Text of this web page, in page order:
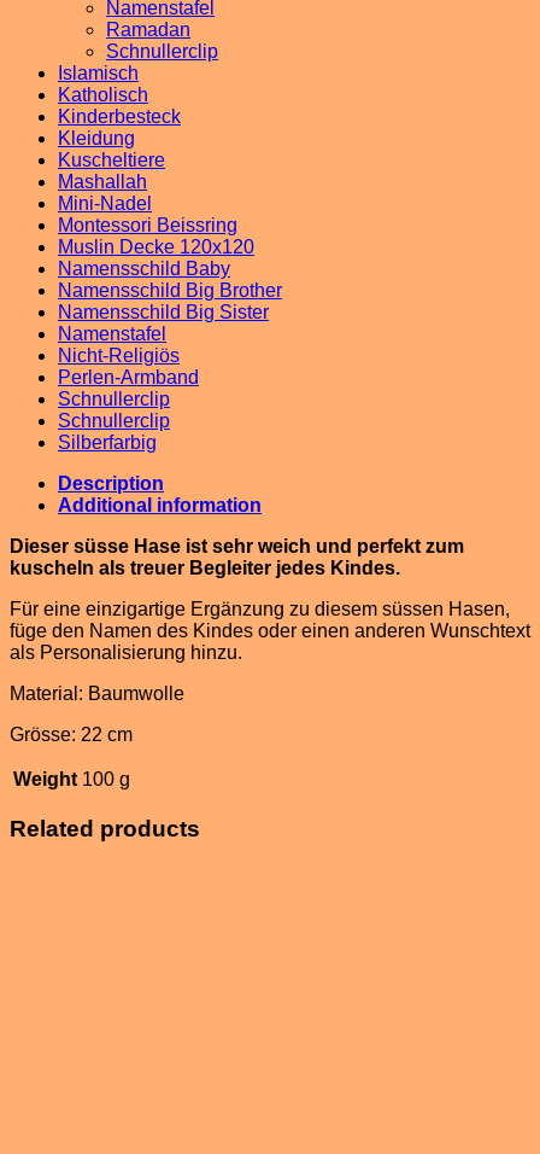
Namenstafel
Ramadan
Schnullerclip
Islamisch
Katholisch
Kinderbesteck
Kleidung
Kuscheltiere
Mashallah
Mini-Nadel
Montessori Beissring
Muslin Decke 120x120
Namensschild Baby
Namensschild Big Brother
Namensschild Big Sister
Namenstafel
Nicht-Religiös
Perlen-Armband
Schnullerclip
Schnullerclip
Silberfarbig
Description
Additional information
Dieser süsse Hase ist sehr weich und perfekt zum
kuscheln als treuer Begleiter jedes Kindes.
Für eine einzigartige Ergänzung zu diesem süssen Hasen,
füge den Namen des Kindes oder einen anderen Wunschtext
als Personalisierung hinzu.
Material: Baumwolle
Grösse: 22 cm
Weight 100 g
Related products